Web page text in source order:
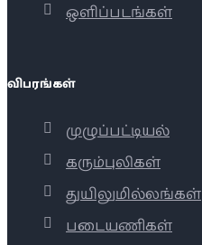
ஒளிப்படங்கள்
விபரங்கள்
முழுப்பட்டியல்
கரும்புலிகள்
துயிலுமில்லங்கள்
படையணிகள்